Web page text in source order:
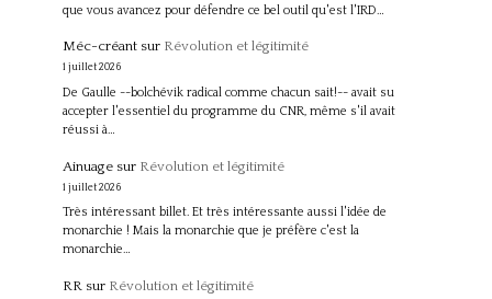
que vous avancez pour défendre ce bel outil qu'est l'IRD…
Méc-créantsur Révolution et légitimité
1 juillet 2026
De Gaulle --bolchévik radical comme chacun sait!-- avait su
accepter l'essentiel du programme du CNR, même s'il avait
réussi à…
Ainuagesur Révolution et légitimité
1 juillet 2026
Très intéressant billet. Et très intéressante aussi l'idée de
monarchie ! Mais la monarchie que je préfère c'est la
monarchie…
RR sur Révolution et légitimité